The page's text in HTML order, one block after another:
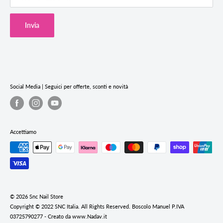
Cookie Policy
Invia
Social Media | Seguici per offerte, sconti e novità
Accettiamo
© 2026 Snc Nail Store
Copyright © 2022 SNC Italia. All Rights Reserved. Boscolo Manuel P.IVA
03725790277 - Creato da www.Nadav.it